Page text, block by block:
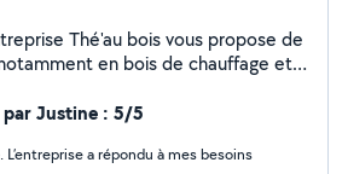
en bois de chauffage et
...
à la demande du client
Devis gratuit ;
par Justine : 5/5
a répondu à mes besoins